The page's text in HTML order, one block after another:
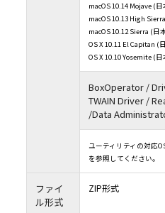
macOS 10.14 Mojave (
macOS 10.13 High
macOS 10.12 Sierra (日
OS X 10.11 El Capitan (
OS X 10.10 Yosemite (
BoxOperator /
TWAIN Driver /
/Data
ユーティリティの対応
を参照してください。
ファイ
ル形式
ZIP形式